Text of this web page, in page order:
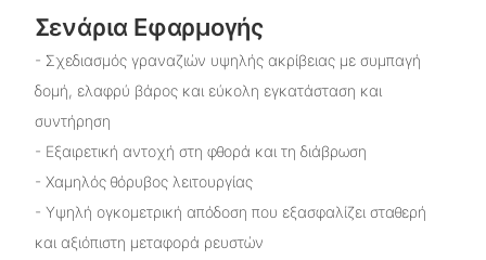
Σενάρια Εφαρμογής
- Σχεδιασμός γραναζιών υψηλής ακρίβειας με συμπαγή
δομή, ελαφρύ βάρος και εύκολη εγκατάσταση και
συντήρηση
- Εξαιρετική αντοχή στη φθορά και τη διάβρωση
- Χαμηλός θόρυβος λειτουργίας
- Υψηλή ογκομετρική απόδοση που εξασφαλίζει σταθερή
και αξιόπιστη μεταφορά ρευστών